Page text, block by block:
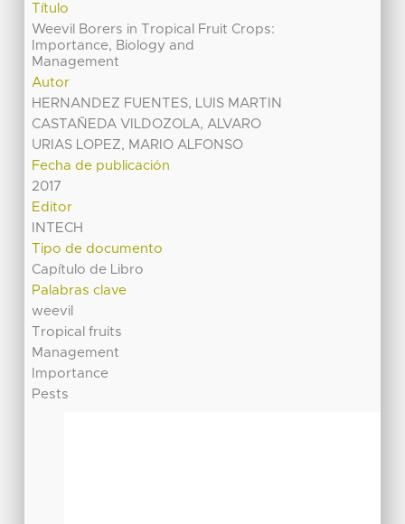
Título
Weevil Borers in Tropical Fruit Crops:
Importance, Biology and
Management
Autor
HERNANDEZ FUENTES, LUIS MARTIN
CASTAÑEDA VILDOZOLA, ALVARO
URIAS LOPEZ, MARIO ALFONSO
Fecha de publicación
2017
Editor
INTECH
Tipo de documento
Capítulo de Libro
Palabras clave
weevil
Tropical fruits
Management
Importance
Pests